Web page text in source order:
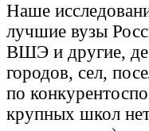
Наше
лучшие вузы
ВШЭ и другие,
городов, сел,
по
крупных школ